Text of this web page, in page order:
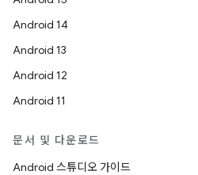
Android 14
Android 13
Android 12
Android 11
문서 및 다운로드
Android 스튜디오 가이드